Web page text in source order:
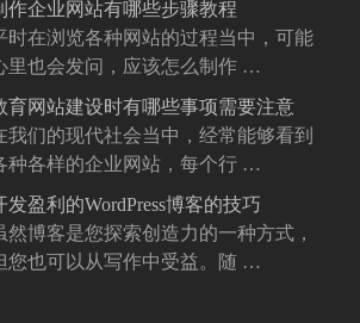
作企业网站有哪些步骤教程
时在浏览各种网站的过程当中，可能
里也会发问，应该怎么制作 …
育网站建设时有哪些事项需要注意
我们的现代社会当中，经常能够看到
种各样的企业网站，每个行 …
发盈利的WordPress博客的技巧
然博客是您探索创造力的一种方式，
您也可以从写作中受益。随 …